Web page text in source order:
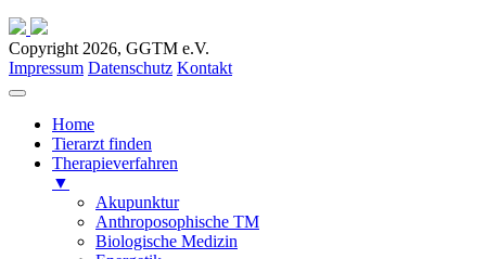
Copyright 2026, GGTM e.V.
Impressum Datenschutz Kontakt
Home
Tierarzt finden
Therapieverfahren
▼
Akupunktur
Anthroposophische TM
Biologische Medizin